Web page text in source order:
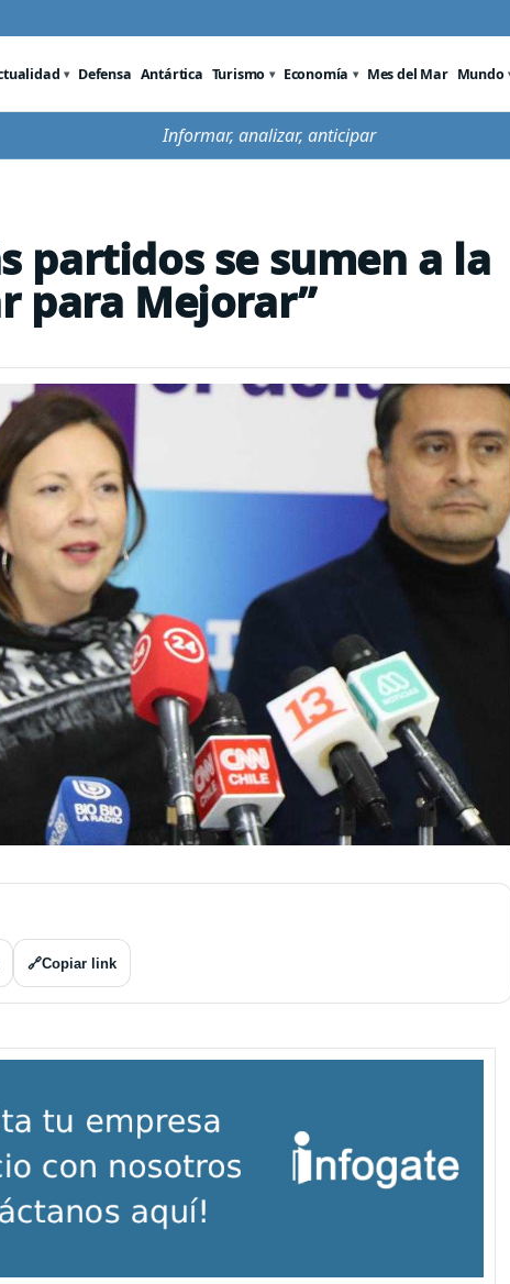
Defensa Antártica Turismo Economía Mes del Mar Mundo
Informar, analizar, anticipar
partidos se sumen a la
para Mejorar”
🔗Copiar link